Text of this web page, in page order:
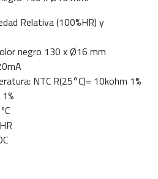
Relativa (100%HR) y
negro 130 x Ø16 mm
NTC R(25°C)= 10kohm 1%